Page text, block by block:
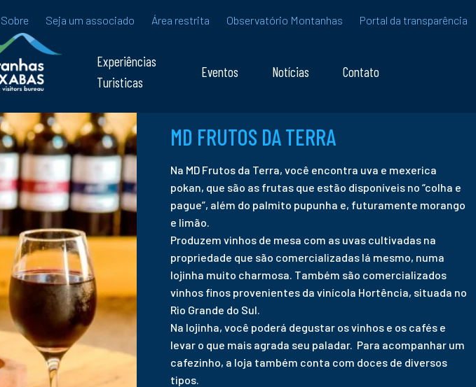
Sobre Seja um associado Área restrita Observatório Montanhas Portal da transparência
Experiências
Turisticas
Eventos Notícias Contato
MD FRUTOS DA TERRA
Na MD Frutos da Terra, você encontra uva e mexerica
pokan, que são as frutas que estão disponíveis no “colha e
pague”, além do palmito pupunha e, futuramente morango
e limão.
Produzem vinhos de mesa com as uvas cultivadas na
propriedade que são comercializadas lá mesmo, numa
lojinha muito charmosa. Também são comercializados
vinhos finos provenientes da vinícola Hortência, situada no
Rio Grande do Sul.
Na lojinha, você poderá degustar os vinhos e os cafés e
levar o que mais agrada seu paladar. Para acompanhar um
cafezinho, a loja também conta com doces de diversos
tipos.